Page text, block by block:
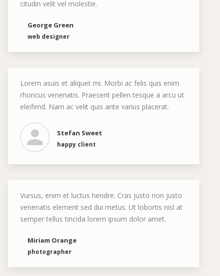
citudin velit vel molestie.
George Green
web designer
Lorem asuis et aliquet mi. Morbi ac felis quis enim
rhoncus venenatis. Praesent pellen tesque a arcu ut
eleifend. Nam ac velit quis ante varius placerat.
Stefan Sweet
happy client
Vursus, enim et luctus hendre. Cras justo non justo
venenatis element sed dui metus. Ut lobortis nisl at
semper tellus tincida lorem ipsum dolor amet.
Miriam Orange
photographer